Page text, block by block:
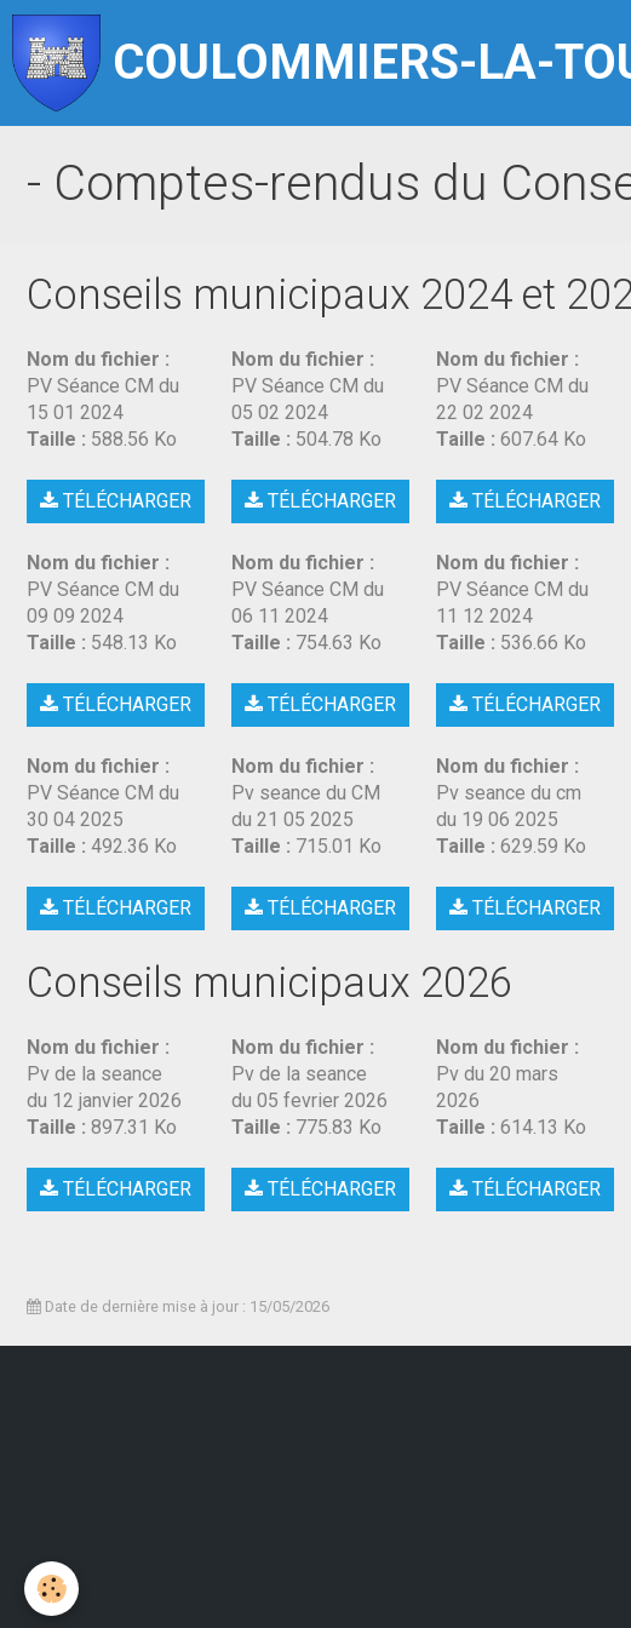
COULOMMIERS-LA-
- Comptes-rendus du
Conseils municipaux 2024 et
Nom du fichier :
PV Séance CM du
15 01 2024
Taille : 588.56 Ko
TÉLÉCHARGER
Nom du fichier :
PV Séance CM du
05 02 2024
Taille : 504.78 Ko
TÉLÉCHARGER
Nom du fichier :
PV Séance CM du
22 02 2024
Taille : 607.64 Ko
TÉLÉCHARGER
Nom du fichier :
PV Séance CM du
09 09 2024
Taille : 548.13 Ko
TÉLÉCHARGER
Nom du fichier :
PV Séance CM du
06 11 2024
Taille : 754.63 Ko
TÉLÉCHARGER
Nom du fichier :
PV Séance CM du
11 12 2024
Taille : 536.66 Ko
TÉLÉCHARGER
Nom du fichier :
PV Séance CM du
30 04 2025
Taille : 492.36 Ko
TÉLÉCHARGER
Nom du fichier :
Pv seance du CM
du 21 05 2025
Taille : 715.01 Ko
TÉLÉCHARGER
Nom du fichier :
Pv seance du cm
du 19 06 2025
Taille : 629.59 Ko
TÉLÉCHARGER
Conseils municipaux 2026
Nom du fichier :
Pv de la seance
du 12 janvier 2026
Taille : 897.31 Ko
TÉLÉCHARGER
Nom du fichier :
Pv de la seance
du 05 fevrier 2026
Taille : 775.83 Ko
TÉLÉCHARGER
Nom du fichier :
Pv du 20 mars
2026
Taille : 614.13 Ko
TÉLÉCHARGER
Date de dernière mise à jour : 15/05/2026